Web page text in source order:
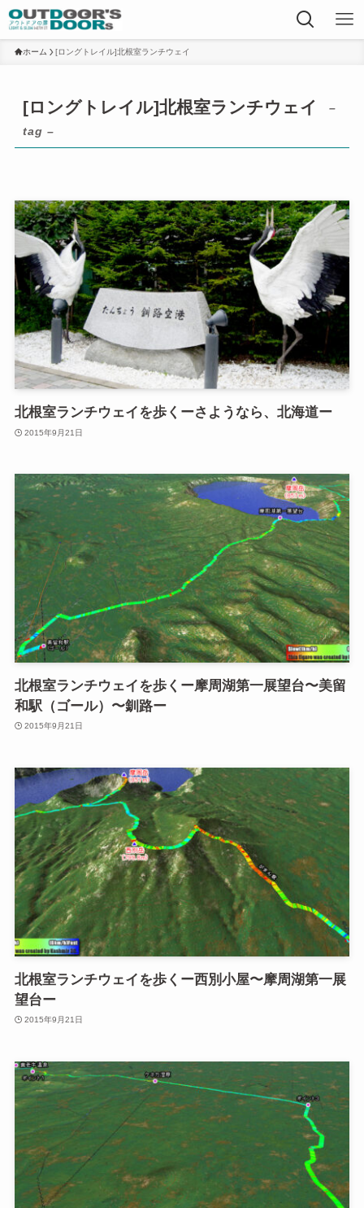
ホーム [ロングトレイル]北根室ランチウェイ
[ロングトレイル]北根室ランチウェイ
–
tag –
北根室ランチウェイを歩くーさようなら、北海道ー
2015年9月21日
北根室ランチウェイを歩くー摩周湖第一展望台〜美留
和駅（ゴール）〜釧路ー
2015年9月21日
北根室ランチウェイを歩くー西別小屋〜摩周湖第一展
望台ー
2015年9月21日